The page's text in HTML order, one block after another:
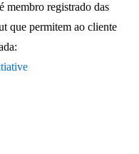
membro registrado das
que permitem ao cliente